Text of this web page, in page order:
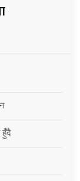
हुँदै